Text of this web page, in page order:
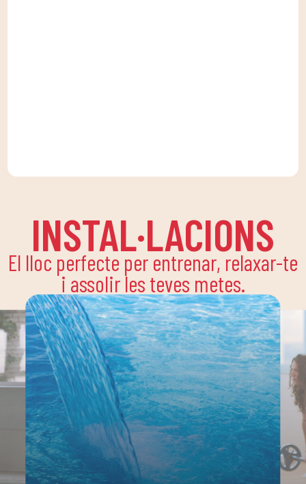
INSTAL·LACIONS
El lloc perfecte per entrenar, relaxar-te
i assolir les teves metes.